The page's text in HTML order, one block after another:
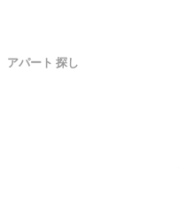
アパート 探し